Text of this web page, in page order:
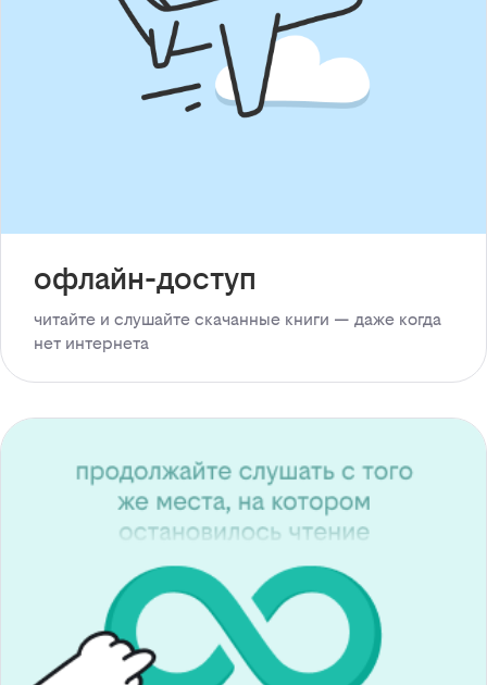
офлайн-доступ
читайте и слушайте скачанные книги — даже когда
нет интернета